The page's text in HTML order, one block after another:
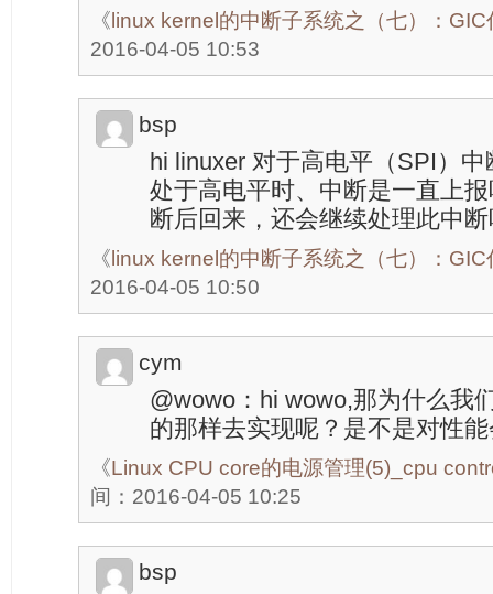
《 linux kernel的中断子系统之（七）：GIC
2016-04-05 10:53
bsp
hi linuxer 对于高电平（SPI）
处于高电平时、中断是一直上
断后回来，还会继续处理此中
《 linux kernel的中断子系统之（七）：GIC
2016-04-05 10:50
cym
@wowo：hi wowo,那为什么我
的那样去实现呢？是不是对性
《Linux CPU core的电源管理(5)_cpu
间：2016-04-05 10:25
bsp